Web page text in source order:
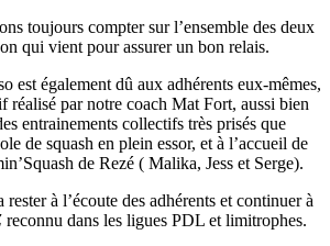
toujours compter sur l’ensemble des deux
qui vient pour assurer un bon relais.
est également dû aux adhérents eux-mêmes,
réalisé par notre coach Mat Fort, aussi bien
entrainements collectifs très prisés que
de squash en plein essor, et à l’accueil de
de Rezé ( Malika, Jess et Serge).
à l’écoute des adhérents et continuer à
reconnu dans les ligues PDL et limitrophes.